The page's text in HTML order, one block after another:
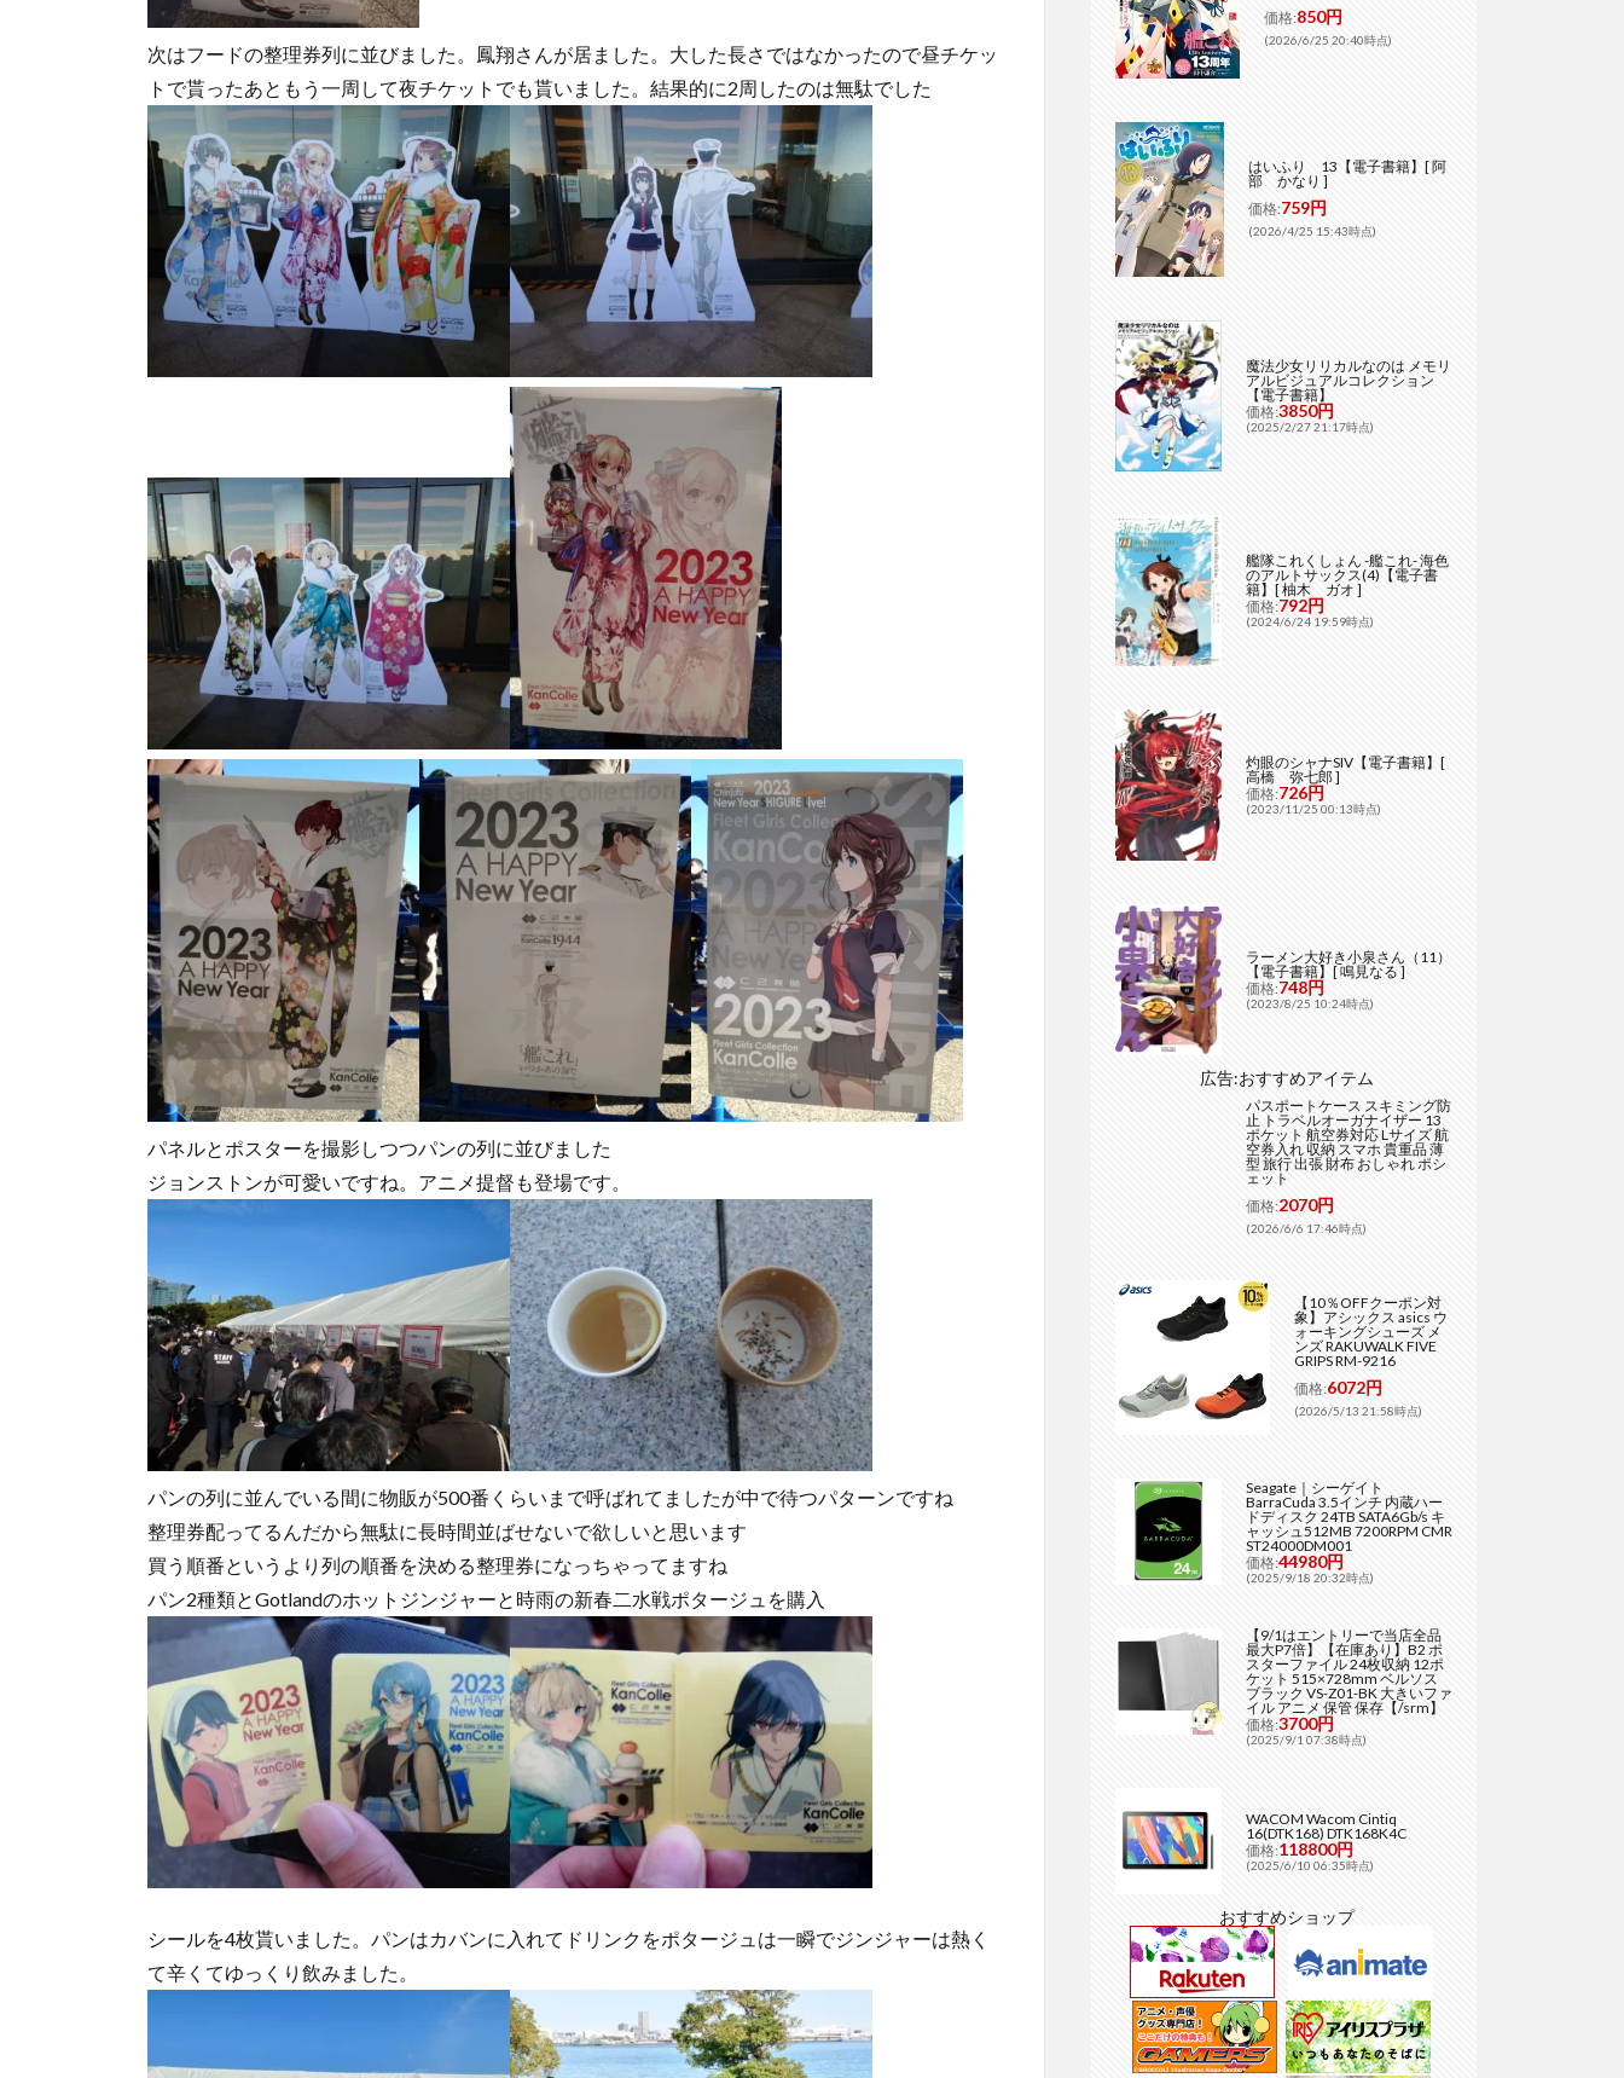
次はフードの整理券列に並びました。鳳翔さんが居ました。大した長さではなかったので昼チケッ
トで貰ったあともう一周して夜チケットでも貰いました。結果的に2周したのは無駄でした
パネルとポスターを撮影しつつパンの列に並びました
ジョンストンが可愛いですね。アニメ提督も登場です。
パンの列に並んでいる間に物販が500番くらいまで呼ばれてましたが中で待つパターンですね
整理券配ってるんだから無駄に長時間並ばせないで欲しいと思います
買う順番というより列の順番を決める整理券になっちゃってますね
パン2種類とGotlandのホットジンジャーと時雨の新春二水戦ポタージュを購入
シールを4枚貰いました。パンはカバンに入れてドリンクをポタージュは一瞬でジンジャーは熱く
て辛くてゆっくり飲みました。
価格:850円
(2026/6/25 20:40時点)
はいふり 13【電子書籍】[ 阿
部 かなり ]
価格:759円
(2026/4/25 15:43時点)
魔法少女リリカルなのは メモリ
アルビジュアルコレクション
【電子書籍】
価格:3850円
(2025/2/27 21:17時点)
艦隊これくしょん -艦これ- 海色
のアルトサックス(4)【電子書
籍】[ 柚木 ガオ ]
価格:792円
(2024/6/24 19:59時点)
灼眼のシャナSIV【電子書籍】[
高橋 弥七郎 ]
価格:726円
(2023/11/25 00:13時点)
ラーメン大好き小泉さん（11）
【電子書籍】[ 鳴見なる ]
価格:748円
(2023/8/25 10:24時点)
広告:おすすめアイテム
パスポートケース スキミング防
止 トラベルオーガナイザー 13
ポケット 航空券対応 Lサイズ 航
空券入れ 収納 スマホ 貴重品 薄
型 旅行 出張 財布 おしゃれ ポシ
ェット
価格:2070円
(2026/6/6 17:46時点)
【10％OFFクーポン対
象】アシックス asics ウ
ォーキングシューズ メ
ンズ RAKUWALK FIVE
GRIPS RM-9216
価格:6072円
(2026/5/13 21:58時点)
Seagate｜シーゲイト
BarraCuda 3.5インチ 内蔵ハー
ドディスク 24TB SATA6Gb/s キ
ャッシュ512MB 7200RPM CMR
ST24000DM001
価格:44980円
(2025/9/18 20:32時点)
【9/1はエントリーで当店全品
最大P7倍】【在庫あり】B2 ポ
スターファイル 24枚収納 12ポ
ケット 515×728mm ベルソス
ブラック VS-Z01-BK 大きいファ
イル アニメ 保管 保存【/srm】
価格:3700円
(2025/9/1 07:38時点)
WACOM Wacom Cintiq
16(DTK168) DTK168K4C
価格:118800円
(2025/6/10 06:35時点)
おすすめショップ